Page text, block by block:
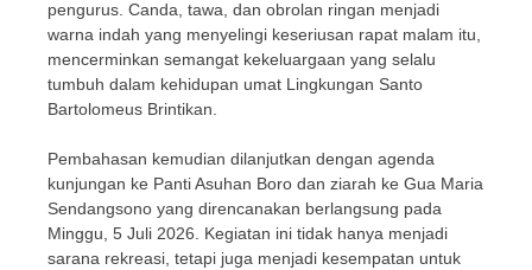
pengurus. Canda, tawa, dan obrolan ringan menjadi
warna indah yang menyelingi keseriusan rapat malam itu,
mencerminkan semangat kekeluargaan yang selalu
tumbuh dalam kehidupan umat Lingkungan Santo
Bartolomeus Brintikan.
Pembahasan kemudian dilanjutkan dengan agenda
kunjungan ke Panti Asuhan Boro dan ziarah ke Gua Maria
Sendangsono yang direncanakan berlangsung pada
Minggu, 5 Juli 2026. Kegiatan ini tidak hanya menjadi
sarana rekreasi, tetapi juga menjadi kesempatan untuk